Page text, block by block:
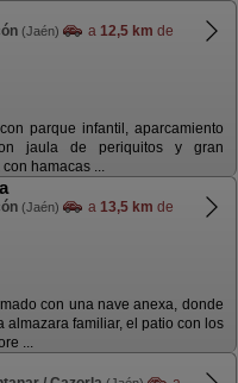
(Jaén) a 12,5 km de
parque infantil, aparcamiento
jaula de periquitos y gran
hamacas ...
(Jaén) a 13,5 km de
con una nave anexa, donde
almazara familiar, el patio con los
...